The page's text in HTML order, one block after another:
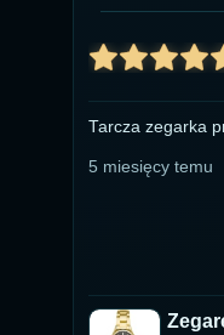
Zegarek na żywo
tylko swoje waży